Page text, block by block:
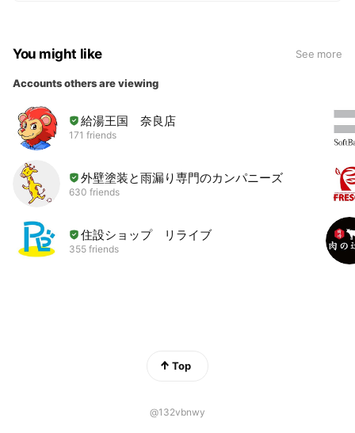
You might like See more
Accounts others are viewing
給湯王国 奈良店
171 friends
外壁塗装と雨漏り専門のカンパニーズ
630 friends
住設ショップ リライブ
355 friends
Top
@132vbnwy